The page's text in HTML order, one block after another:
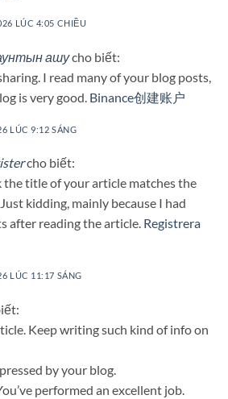
LÚC 4:05 CHIỀU
ашуcho biết:
I read many of your blog posts,
is very good. Binance创建账户
LÚC 9:12 SÁNG
cho biết:
the title of your article matches the
kidding, mainly because I had
after reading the article. Registrera
LÚC 11:17 SÁNG
Keep writing such kind of info on
by your blog.
performed an excellent job.